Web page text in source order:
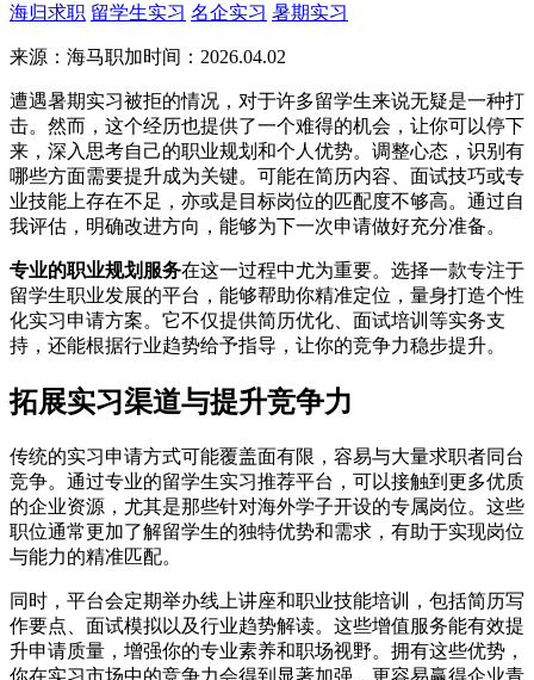
海归求职 留学生实习 名企实习 暑期实习
来源：海马职加时间：2026.04.02
遭遇暑期实习被拒的情况，对于许多留学生来说无疑是一种打
击。然而，这个经历也提供了一个难得的机会，让你可以停下
来，深入思考自己的职业规划和个人优势。调整心态，识别有
哪些方面需要提升成为关键。可能在简历内容、面试技巧或专
业技能上存在不足，亦或是目标岗位的匹配度不够高。通过自
我评估，明确改进方向，能够为下一次申请做好充分准备。
专业的职业规划服务在这一过程中尤为重要。选择一款专注于
留学生职业发展的平台，能够帮助你精准定位，量身打造个性
化实习申请方案。它不仅提供简历优化、面试培训等实务支
持，还能根据行业趋势给予指导，让你的竞争力稳步提升。
拓展实习渠道与提升竞争力
传统的实习申请方式可能覆盖面有限，容易与大量求职者同台
竞争。通过专业的留学生实习推荐平台，可以接触到更多优质
的企业资源，尤其是那些针对海外学子开设的专属岗位。这些
职位通常更加了解留学生的独特优势和需求，有助于实现岗位
与能力的精准匹配。
同时，平台会定期举办线上讲座和职业技能培训，包括简历写
作要点、面试模拟以及行业趋势解读。这些增值服务能有效提
升申请质量，增强你的专业素养和职场视野。拥有这些优势，
你在实习市场中的竞争力会得到显著加强，更容易赢得企业青